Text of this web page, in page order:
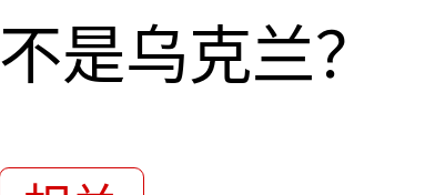
不是乌克兰？